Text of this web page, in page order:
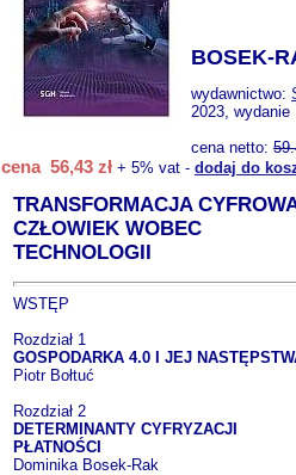
BOSEK-
wydawnictwo:
2023, wydanie
cena netto:
cena 56,43 zł + 5% vat - dodaj do
TRANSFORMACJA
CZŁOWIEK WOBEC
TECHNOLOGII
WSTĘP
Rozdział 1
GOSPODARKA 4.0 I JEJ
Piotr Bołtuć
Rozdział 2
DETERMINANTY CYFRYZACJI
PŁATNOŚCI
Dominika Bosek-Rak